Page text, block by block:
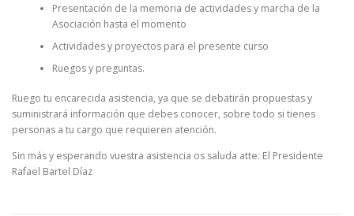
Presentación de la memoria de actividades y marcha de la
Asociación hasta el momento
Actividades y proyectos para el presente curso
Ruegos y preguntas.
Ruego tu encarecida asistencia, ya que se debatirán propuestas y
suministrará información que debes conocer, sobre todo si tienes
personas a tu cargo que requieren atención.
Sin más y esperando vuestra asistencia os saluda atte: El Presidente
Rafael Bartel Díaz